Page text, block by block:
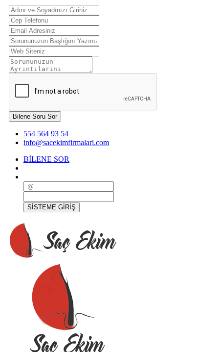
Bilene Soru Sor
554 564 93 54
info@sacekimfirmalari.com
BİLENE SOR
SİSTEME GİRİŞ